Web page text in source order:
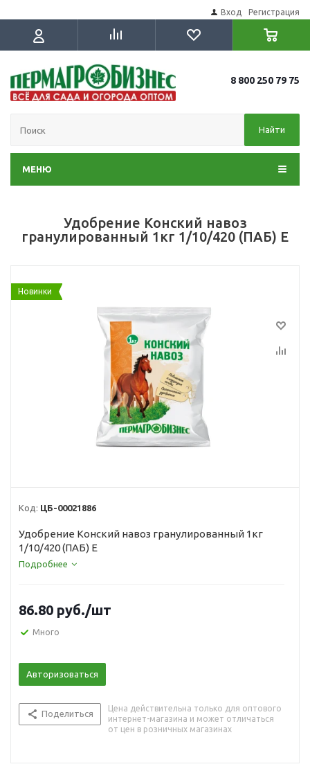
Вход Регистрация
8 800 250 79 75
Найти
МЕНЮ
Удобрение Конский навоз
гранулированный 1кг 1/10/420 (ПАБ) Е
Новинки
Код: ЦБ-00021886
Удобрение Конский навоз гранулированный 1кг
1/10/420 (ПАБ) Е
Подробнее
86.80 руб./шт
Много
Авторизоваться
Поделиться
Цена действительна только для оптового
интернет-магазина и может отличаться
от цен в розничных магазинах